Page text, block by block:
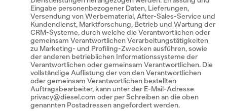
Eingabe personenbezogener Daten, Lieferungen,
Versendung von Werbematerial, After-Sales-Service und
Kundendienst, Marktforschung, Betrieb und Wartung der
CRM-Systeme, durch welche die Verantwortlichen oder
gemeinsam Verantwortlichen Verarbeitungstätigkeiten
zu Marketing- und Profiling-Zwecken ausführen, sowie
der anderen betrieblichen Informationssysteme der
Verantwortlichen oder gemeinsam Verantwortlichen. Die
vollständige Auflistung der von den Verantwortlichen
oder gemeinsam Verantwortlichen bestellten
Auftragsbearbeiter, kann unter der E-Mail-Adresse
privacy@diesel.com oder per Schreiben an die oben
genannten Postadressen angefordert werden.